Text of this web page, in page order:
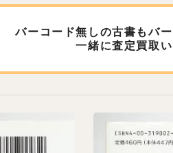
バーコード無しの古書もバ
一緒に査定買取